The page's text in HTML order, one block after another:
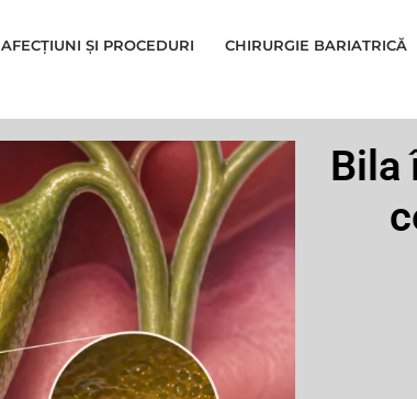
AFECȚIUNI ȘI PROCEDURI CHIRURGIE BARIATRICĂ
Bila